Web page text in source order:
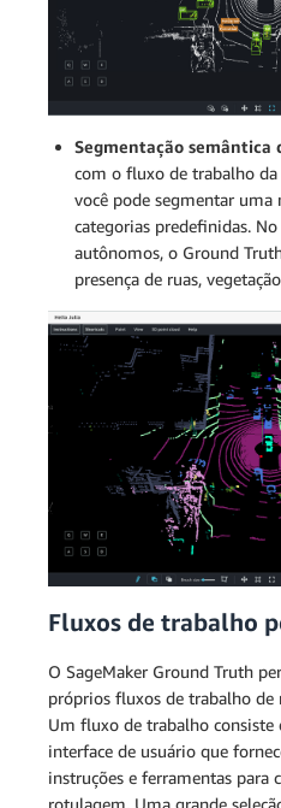
Segmentação semântica
com o fluxo de trabalho da
você pode segmentar
categorias predefinidas.
autônomos, o Ground
presença de ruas,
Fluxos de trabalho
O SageMaker Ground Truth
próprios fluxos de trabalho de
Um fluxo de trabalho consiste
interface de usuário que
instruções e ferramentas para